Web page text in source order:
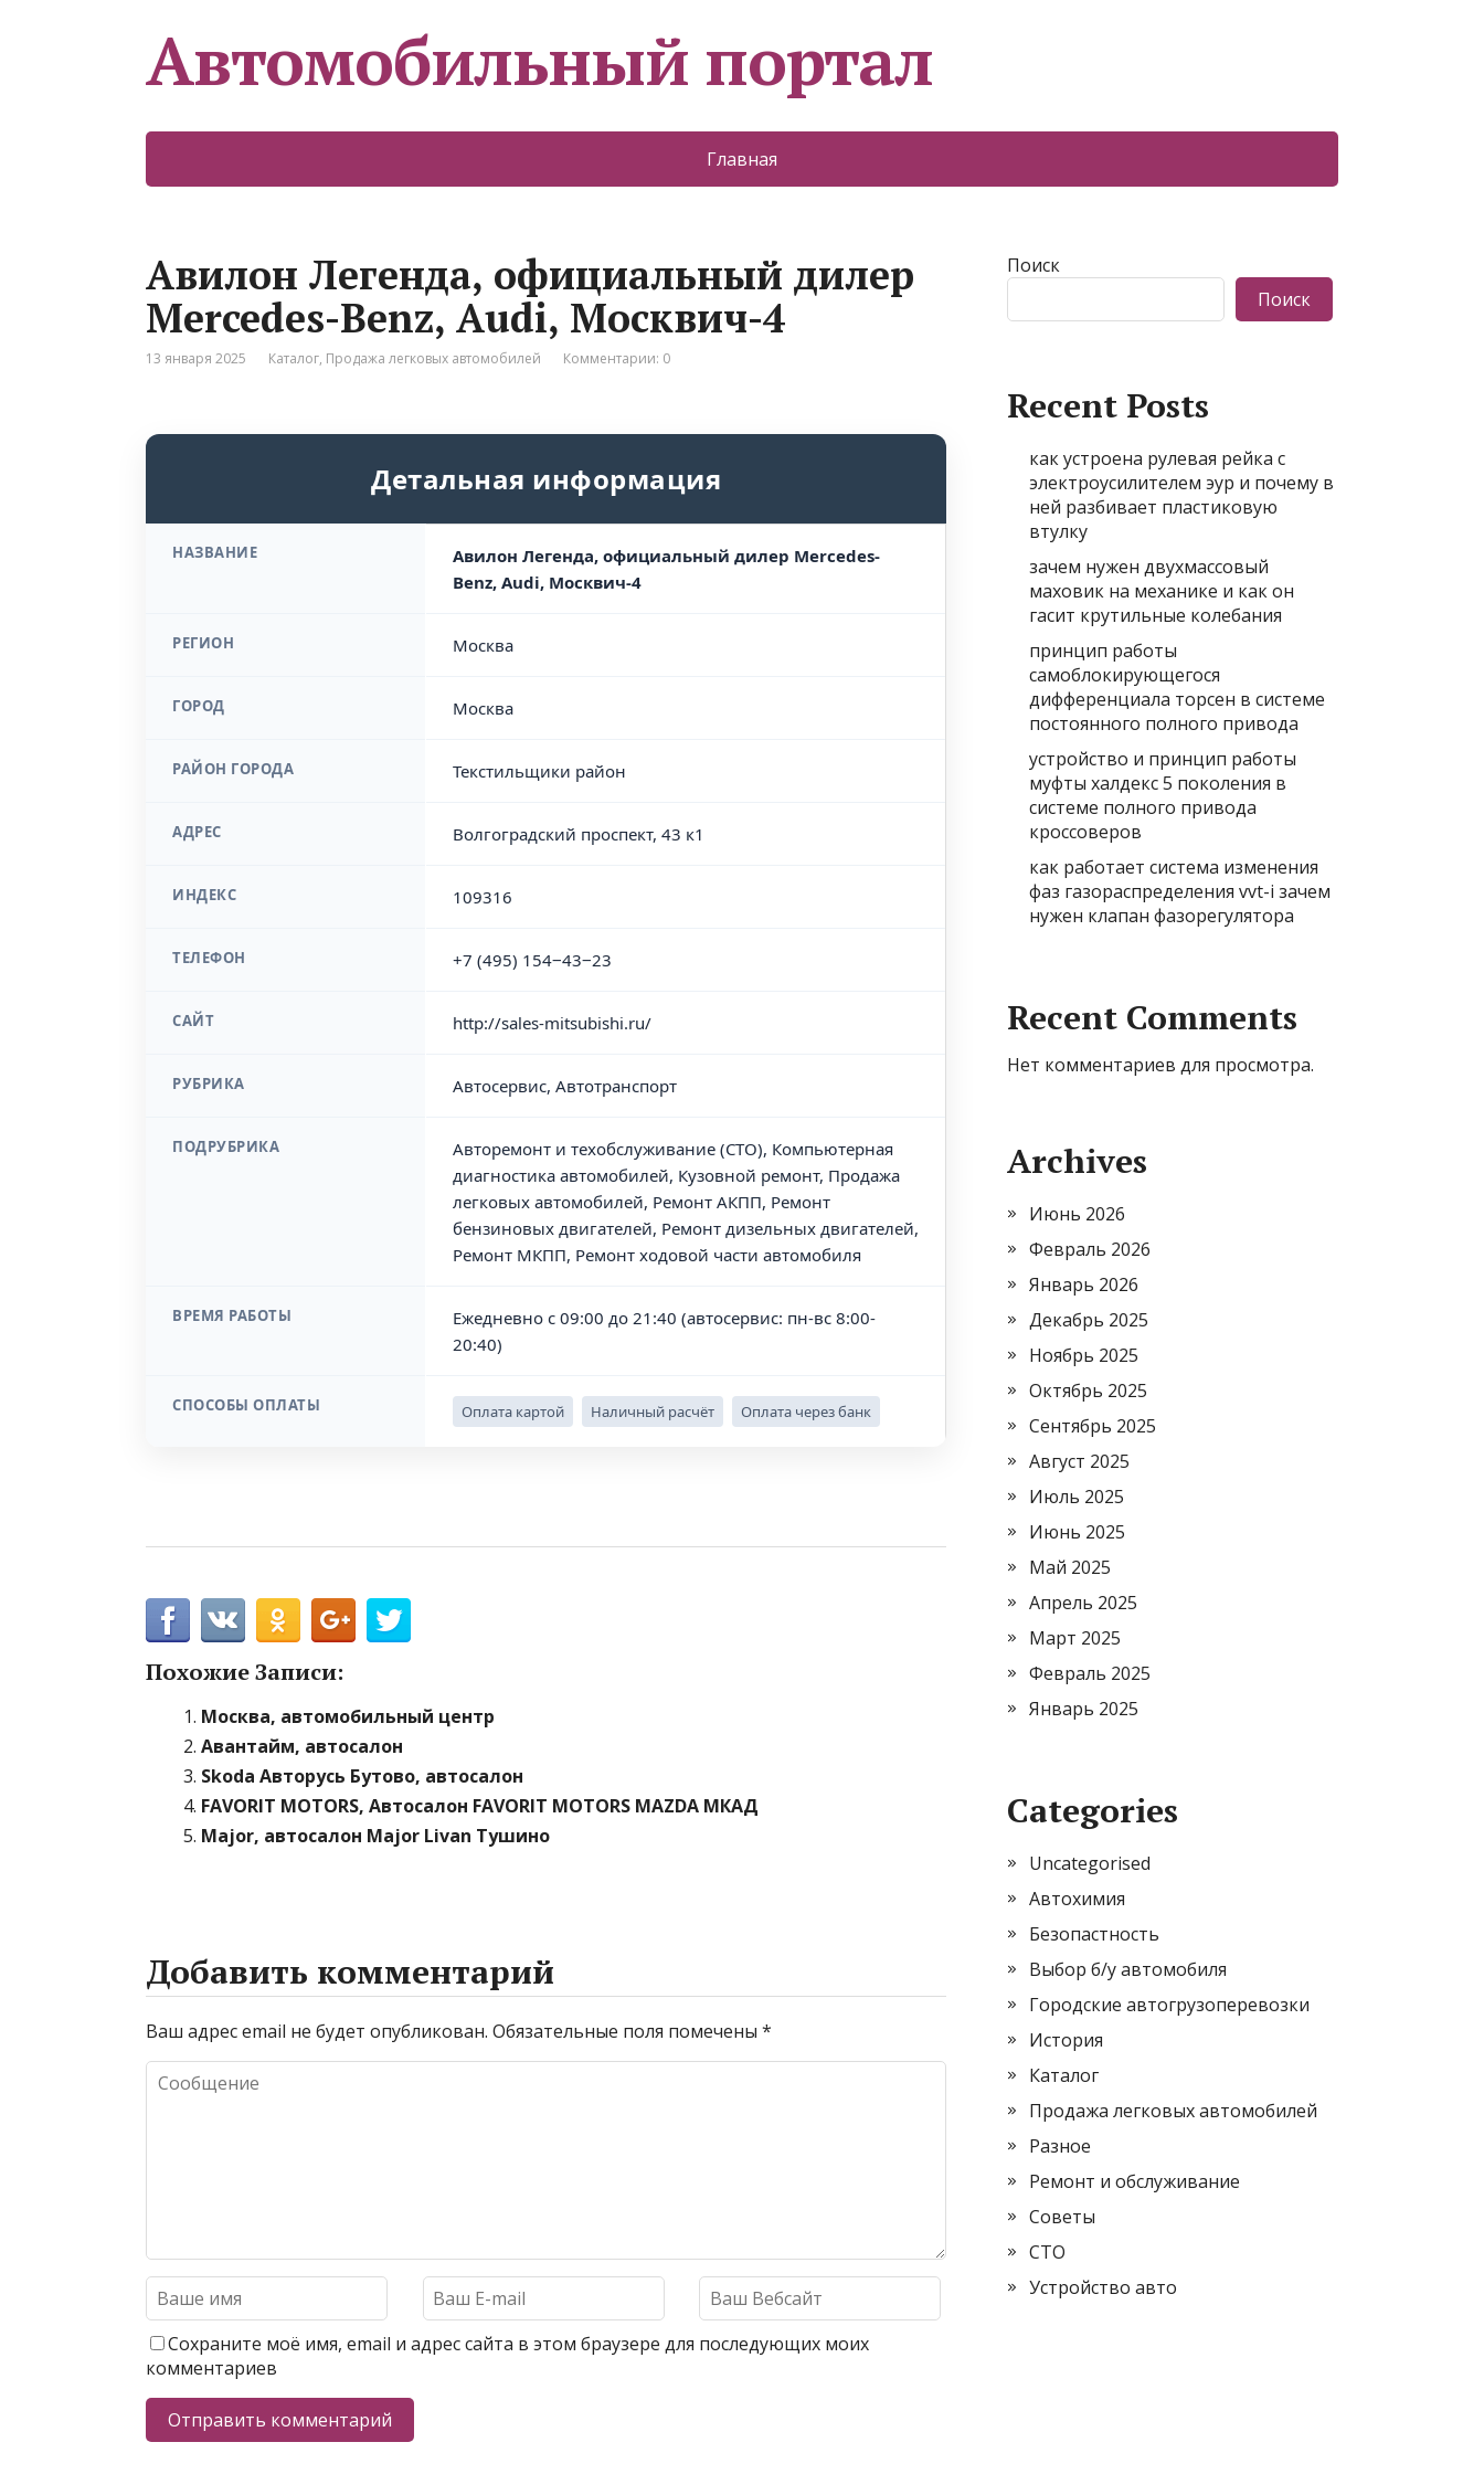
Автомобильный портал
Главная
Авилон Легенда, официальный дилер
Mercedes-Benz, Audi, Москвич-4
13 января 2025 Каталог, Продажа легковых автомобилей Комментарии: 0
Детальная информация
НАЗВАНИЕ
Авилон Легенда, официальный дилер Mercedes-
Benz, Audi, Москвич-4
РЕГИОН Москва
ГОРОД Москва
РАЙОН ГОРОДА Текстильщики район
АДРЕС Волгоградский проспект, 43 к1
ИНДЕКС 109316
ТЕЛЕФОН +7 (495) 154‒43‒23
САЙТ http://sales-mitsubishi.ru/
РУБРИКА Автосервис, Автотранспорт
ПОДРУБРИКА
Авторемонт и техобслуживание (СТО), Компьютерная
диагностика автомобилей, Кузовной ремонт, Продажа
легковых автомобилей, Ремонт АКПП, Ремонт
бензиновых двигателей, Ремонт дизельных двигателей,
Ремонт МКПП, Ремонт ходовой части автомобиля
ВРЕМЯ РАБОТЫ
Ежедневно с 09:00 до 21:40 (автосервис: пн-вс 8:00-
20:40)
СПОСОБЫ ОПЛАТЫ Оплата картой Наличный расчёт Оплата через банк
Похожие Записи:
Москва, автомобильный центр
Авантайм, автосалон
Skoda Авторусь Бутово, автосалон
FAVORIT MOTORS, Автосалон FAVORIT MOTORS MAZDA МКАД
Major, автосалон Major Livan Тушино
Добавить комментарий
Ваш адрес email не будет опубликован. Обязательные поля помечены *
Сохраните моё имя, email и адрес сайта в этом браузере для последующих моих
комментариев
Поиск
Поиск
Recent Posts
как устроена рулевая рейка с
электроусилителем эур и почему в
ней разбивает пластиковую
втулку
зачем нужен двухмассовый
маховик на механике и как он
гасит крутильные колебания
принцип работы
самоблокирующегося
дифференциала торсен в системе
постоянного полного привода
устройство и принцип работы
муфты халдекс 5 поколения в
системе полного привода
кроссоверов
как работает система изменения
фаз газораспределения vvt-i зачем
нужен клапан фазорегулятора
Recent Comments
Нет комментариев для просмотра.
Archives
Июнь 2026
Февраль 2026
Январь 2026
Декабрь 2025
Ноябрь 2025
Октябрь 2025
Сентябрь 2025
Август 2025
Июль 2025
Июнь 2025
Май 2025
Апрель 2025
Март 2025
Февраль 2025
Январь 2025
Categories
Uncategorised
Автохимия
Безопастность
Выбор б/у автомобиля
Городские автогрузоперевозки
История
Каталог
Продажа легковых автомобилей
Разное
Ремонт и обслуживание
Советы
СТО
Устройство авто